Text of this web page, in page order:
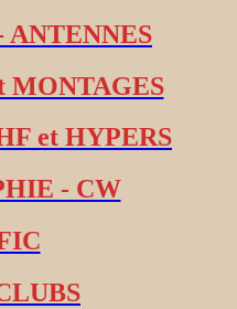
MONTAGES
et HYPERS
- CW